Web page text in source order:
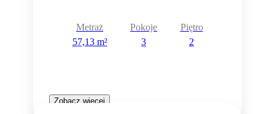
Metraż
57,13 m²
Pokoje
3
Piętro
2
Zobacz więcej